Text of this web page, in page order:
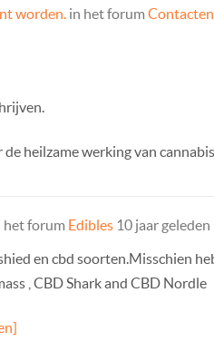
worden. in het forum
heilzame werking van
het forum Edibles 10 jaar geleden
en cbd soorten.Misschien
, CBD Shark and CBD Nordle